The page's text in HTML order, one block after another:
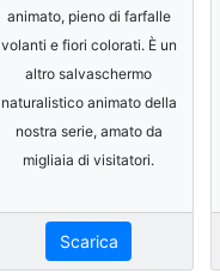
animato, pieno di farfalle
volanti e fiori colorati. È un
altro salvaschermo
naturalistico animato della
nostra serie, amato da
migliaia di visitatori.
Scarica